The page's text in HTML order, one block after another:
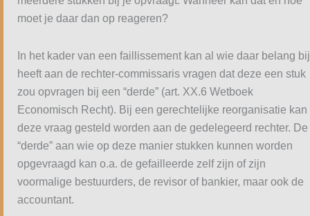
moet je daar dan op reageren?
In het kader van een faillissement kan al wie daar belang bij
heeft aan de rechter-commissaris vragen dat deze een stuk
zou opvragen bij een “derde” (art. XX.6 Wetboek
Economisch Recht). Bij een gerechtelijke reorganisatie kan
deze vraag gesteld worden aan de gedelegeerd rechter. De
“derde” aan wie op deze manier stukken kunnen worden
opgevraagd kan o.a. de gefailleerde zelf zijn of zijn
voormalige bestuurders, de revisor of bankier, maar ook de
accountant.